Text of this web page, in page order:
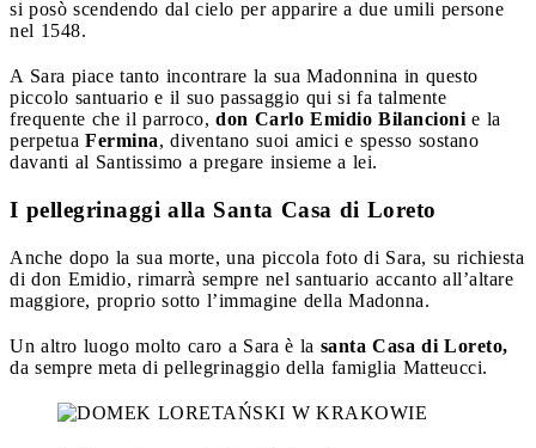
si posò scendendo dal cielo per apparire a due umili persone
nel 1548.
A Sara piace tanto incontrare la sua Madonnina in questo
piccolo santuario e il suo passaggio qui si fa talmente
frequente che il parroco, don Carlo Emidio Bilancioni e la
perpetua Fermina, diventano suoi amici e spesso sostano
davanti al Santissimo a pregare insieme a lei.
I pellegrinaggi alla Santa Casa di Loreto
Anche dopo la sua morte, una piccola foto di Sara, su richiesta
di don Emidio, rimarrà sempre nel santuario accanto all’altare
maggiore, proprio sotto l’immagine della Madonna.
Un altro luogo molto caro a Sara è la santa Casa di Loreto,
da sempre meta di pellegrinaggio della famiglia Matteucci.